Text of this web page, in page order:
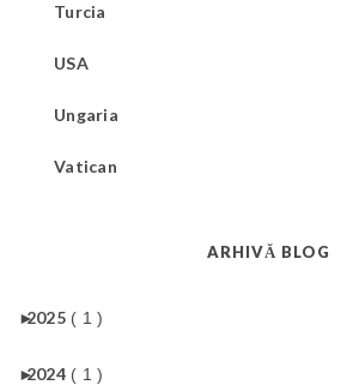
Turcia
USA
Ungaria
Vatican
ARHIVĂ BLOG
►
2025 ( 1 )
►
2024 ( 1 )